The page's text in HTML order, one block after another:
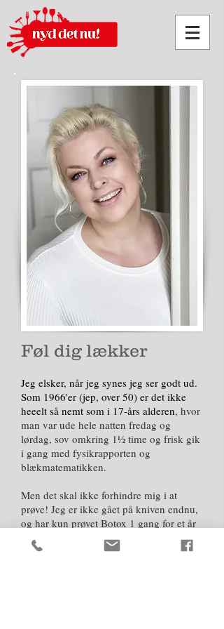
Føl dig lækker
Jeg elsker, når jeg synes jeg ser godt ud.
Som 1966'er (jep, over 50) er det ikke
heeelt så nemt som i 17-års alderen, hvor
man var ude hele natten fredag og
lørdag, sov omkring 1½ time og frisk gik
i gang med fysikrapporten og
blækmatematikken.
Men det skal ikke forhindre mig i at
prøve! Jeg er ikke gået på kniven endnu,
og har kun prøvet Botox 1 gang for et år
siden. Det kommer nok på et tidspunkt -
indtil da deler jeg mine oplevelser og